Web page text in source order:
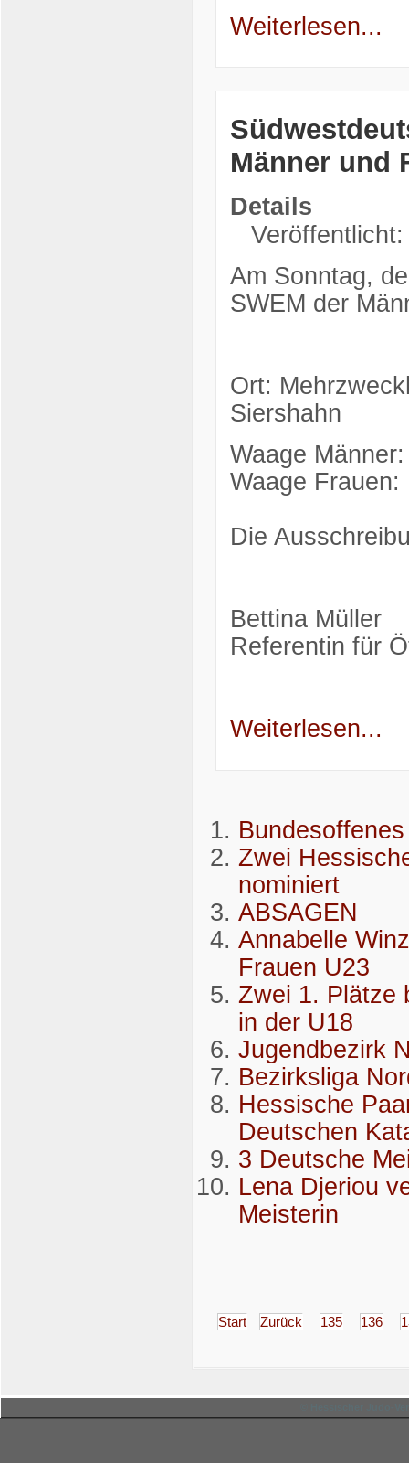
Weiterlesen...
Männer und
Details
Am Sonntag,
SWEM der
Ort:
Siershahn
Waage
Waage
Die
Bettina Müller
Referentin für
Weiterlesen...
Zwei
nominiert
ABSAGEN
Annabelle
Frauen U23
Zwei 1. Plätze
in der U18
Jugendbezirk
Bezirksliga
Hessische
Deutschen
3 Deutsche
Lena Djeriou
Meisterin
Start Zurück 135 136